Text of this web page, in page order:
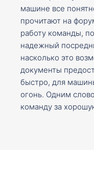
машине все
прочитают на
работу команды,
надежный
насколько это
документы
быстро, для
огонь. Одним
команду за